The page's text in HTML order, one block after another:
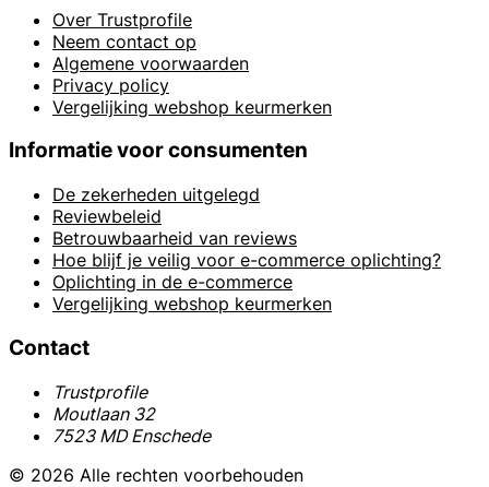
Over Trustprofile
Neem contact op
Algemene voorwaarden
Privacy policy
Vergelijking webshop keurmerken
Informatie voor consumenten
De zekerheden uitgelegd
Reviewbeleid
Betrouwbaarheid van reviews
Hoe blijf je veilig voor e-commerce oplichting?
Oplichting in de e-commerce
Vergelijking webshop keurmerken
Contact
Trustprofile
Moutlaan 32
7523 MD Enschede
© 2026 Alle rechten voorbehouden